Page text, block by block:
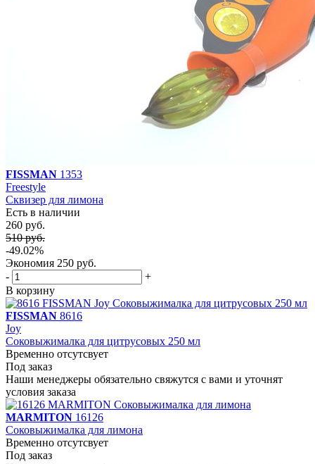
FISSMAN 1353
Freestyle
Cквизер для лимона
Есть в наличии
260 руб.
510 руб.
-49.02%
Экономия 250 руб.
-
+
В корзину
FISSMAN 8616
Joy
Соковыжималка для цитрусовых 250 мл
Временно отсутсвует
Под заказ
Наши менеджеры обязательно свяжутся с вами и уточнят
условия заказа
MARMITON 16126
Соковыжималка для лимона
Временно отсутсвует
Под заказ